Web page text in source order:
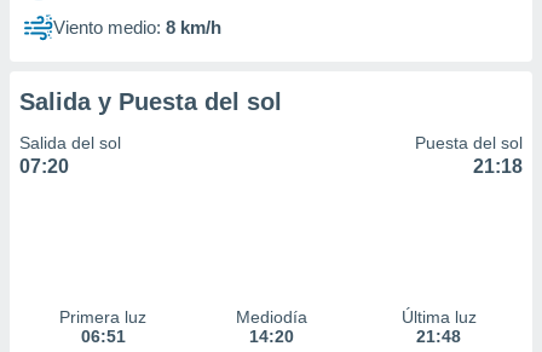
Viento medio: 8 km/h
Salida y Puesta del sol
Salida del sol
07:20
Puesta del sol
21:18
Primera luz
06:51
Mediodía
14:20
Última luz
21:48